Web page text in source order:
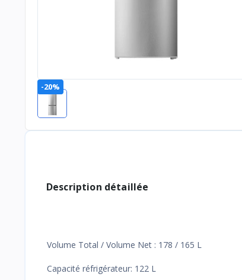
-20%
Description détaillée
Volume Total / Volume Net : 178 / 165 L
Capacité réfrigérateur: 122 L